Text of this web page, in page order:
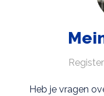
Heb je vragen